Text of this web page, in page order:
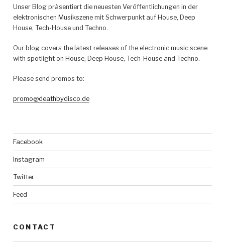
Unser Blog präsentiert die neuesten Veröffentlichungen in der
elektronischen Musikszene mit Schwerpunkt auf House, Deep
House, Tech-House und Techno.
Our blog covers the latest releases of the electronic music scene
with spotlight on House, Deep House, Tech-House and Techno.
Please send promos to:
promo@deathbydisco.de
Facebook
Instagram
Twitter
Feed
CONTACT